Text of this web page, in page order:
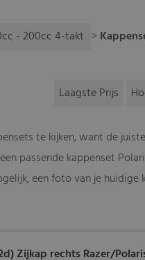
- 200cc 4-takt >
Laagste Prijs
te kijken, want de
passende kappenset
een foto van je
Zijkap rechts Razer/